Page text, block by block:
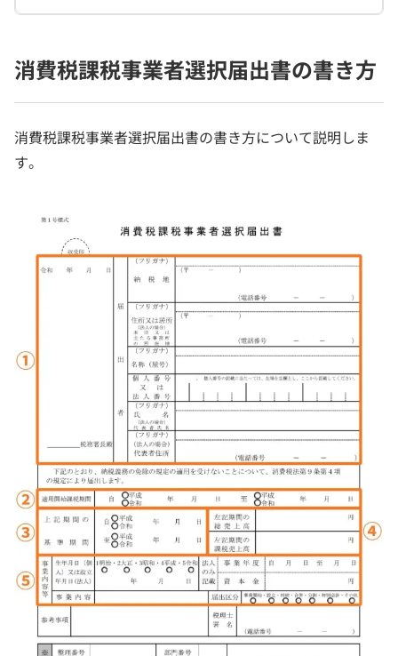
消費税課税事業者選択届出書の書き方
消費税課税事業者選択届出書の書き方について説明しま
す。